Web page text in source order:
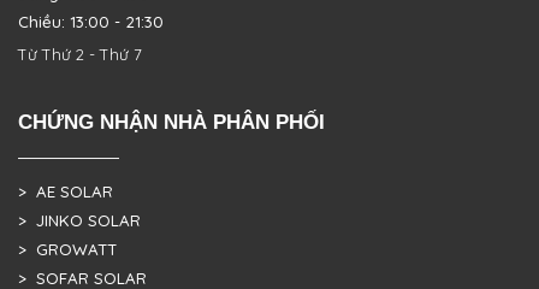
Chiều: 13:00 - 21:30
Từ Thứ 2 - Thứ 7
CHỨNG NHẬN NHÀ PHÂN PHỐI
> AE SOLAR
> JINKO SOLAR
> GROWATT
> SOFAR SOLAR